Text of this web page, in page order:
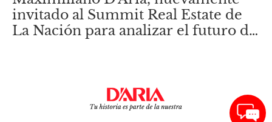
invitado al Summit Real Estate de
La Nación para analizar el futuro de